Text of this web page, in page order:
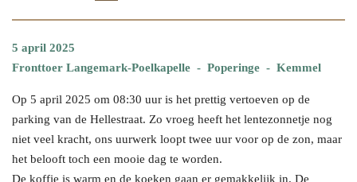
5 april 2025
Fronttoer Langemark-Poelkapelle - Poperinge - Kemmel
Op 5 april 2025 om 08:30 uur is het prettig vertoeven op de
parking van de Hellestraat. Zo vroeg heeft het lentezonnetje nog
niet veel kracht, ons uurwerk loopt twee uur voor op de zon, maar
het belooft toch een mooie dag te worden.
De koffie is warm en de koeken gaan er gemakkelijk in. De